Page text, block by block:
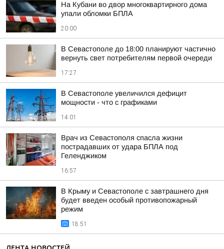
На Кубани во двор многоквартирного дома
упали обломки БПЛА
20:00
В Севастополе до 18:00 планируют частично
вернуть свет потребителям первой очереди
17:27
В Севастополе увеличился дефицит
мощности - что с графиками
14:01
Врач из Севастополя спасла жизни
пострадавших от удара БПЛА под
Геленджиком
16:57
В Крыму и Севастополе с завтрашнего дня
будет введен особый противопожарный
режим
18:51